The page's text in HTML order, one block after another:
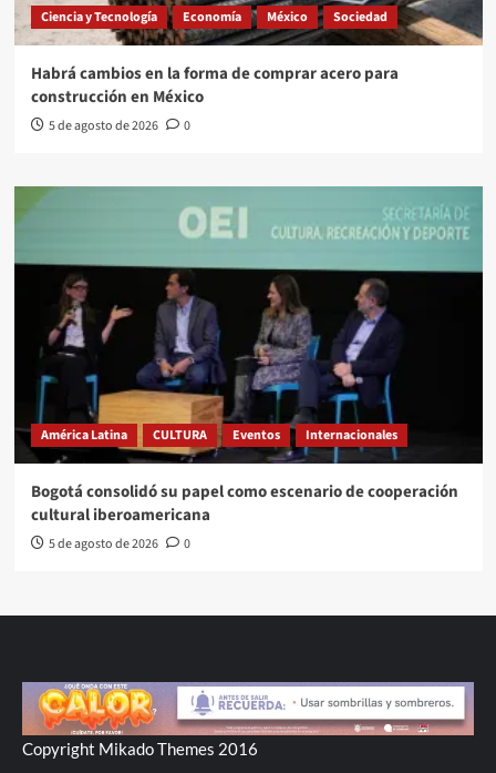
Ciencia y Tecnología Economía México Sociedad
Habrá cambios en la forma de comprar acero para
construcción en México
5 de agosto de 2026 0
América Latina CULTURA Eventos Internacionales
Bogotá consolidó su papel como escenario de cooperación
cultural iberoamericana
5 de agosto de 2026 0
Copyright Mikado Themes 2016